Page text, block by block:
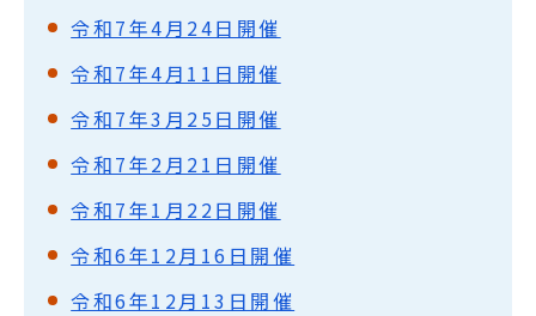
令和7年4月24日開催
令和7年4月11日開催
令和7年3月25日開催
令和7年2月21日開催
令和7年1月22日開催
令和6年12月16日開催
令和6年12月13日開催